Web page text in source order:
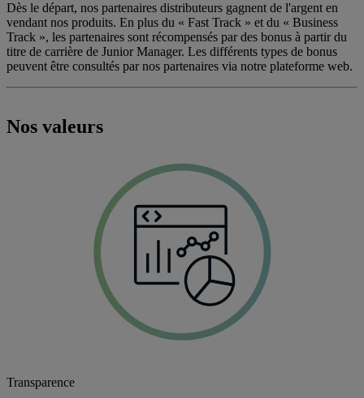
Dès le départ, nos partenaires distributeurs gagnent de l'argent en
vendant nos produits. En plus du « Fast Track » et du « Business
Track », les partenaires sont récompensés par des bonus à partir du
titre de carrière de Junior Manager. Les différents types de bonus
peuvent être consultés par nos partenaires via notre plateforme web.
Nos valeurs
Transparence